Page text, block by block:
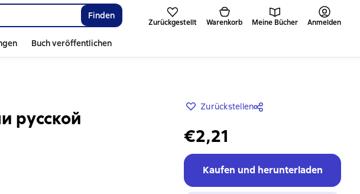
Finden
Zurückgestellt Warenkorb Meine Bücher Anmelden
Buch veröffentlichen
русской
Zurückstellen
€2,21
Kaufen und herunterladen